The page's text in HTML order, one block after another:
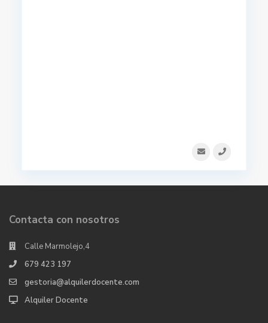
Contacta con nosotros
Calle Marmolejo,4
679 423 197
gestoria@alquilerdocente.com
Alquiler Docente